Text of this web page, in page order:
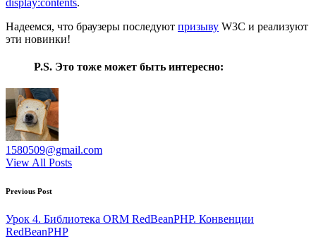
Надеемся, что браузеры последуют призыву W3C и реализуют
эти новинки!
P.S. Это тоже может быть интересно:
1580509@gmail.com
View All Posts
Post
navigation
Previous Post
Урок 4. Библиотека ORM RedBeanPHP. Конвенции
RedBeanPHP